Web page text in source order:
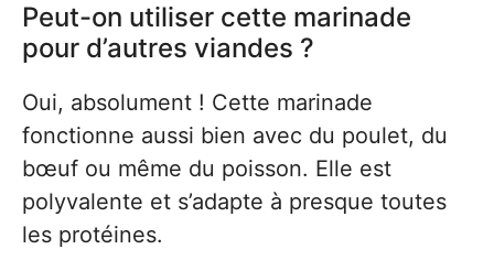
Peut-on utiliser cette marinade
pour d’autres viandes ?
Oui, absolument ! Cette marinade
fonctionne aussi bien avec du poulet, du
bœuf ou même du poisson. Elle est
polyvalente et s’adapte à presque toutes
les protéines.